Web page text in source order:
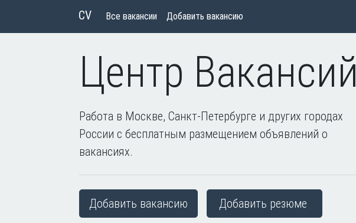
CV Все вакансии Добавить вакансию
Центр Вакансий
Работа в Москве, Санкт-Петербурге и других городах
России с бесплатным размещением объявлений о
вакансиях.
Добавить вакансию Добавить резюме